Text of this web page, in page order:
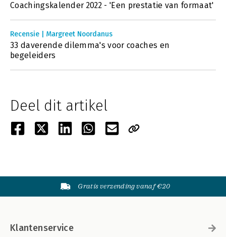
Coachingskalender 2022 - 'Een prestatie van formaat'
Recensie | Margreet Noordanus
33 daverende dilemma's voor coaches en
begeleiders
Deel dit artikel
Gratis verzending vanaf €20
Klantenservice